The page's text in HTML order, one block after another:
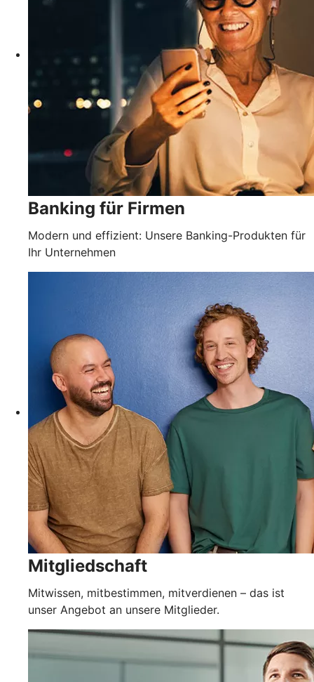
Banking für Firmen
Modern und effizient: Unsere Banking-Produkten für
Ihr Unternehmen
Mitgliedschaft
Mitwissen, mitbestimmen, mitverdienen – das ist
unser Angebot an unsere Mitglieder.